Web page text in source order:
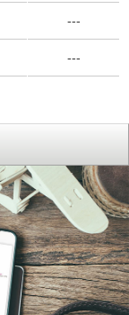
---
---